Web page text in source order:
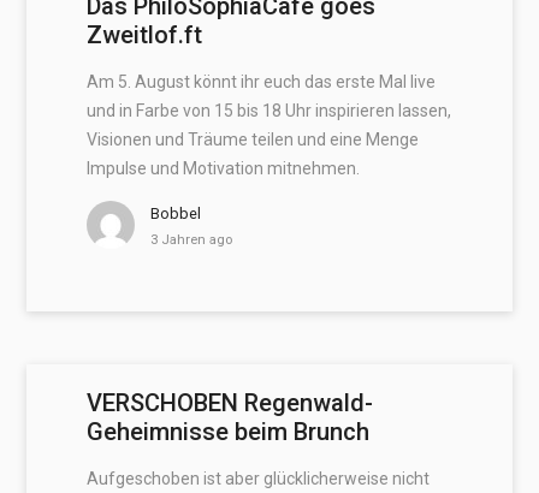
Das PhiloSophiaCafé goes
Zweitlof.ft
Am 5. August könnt ihr euch das erste Mal live
und in Farbe von 15 bis 18 Uhr inspirieren lassen,
Visionen und Träume teilen und eine Menge
Impulse und Motivation mitnehmen.
Bobbel
3 Jahren ago
VERSCHOBEN Regenwald-
Geheimnisse beim Brunch
Aufgeschoben ist aber glücklicherweise nicht